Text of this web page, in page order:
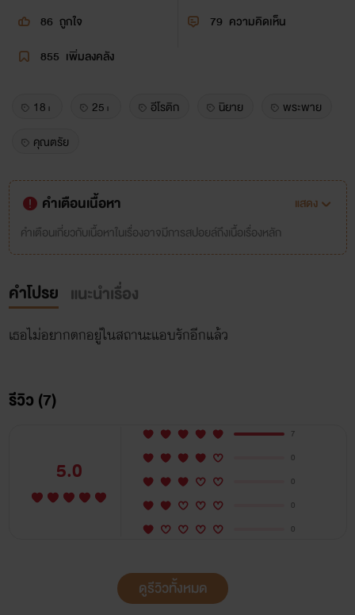
86 ถูกใจ 79 ความคิดเห็น
855 เพิ่มลงคลัง
18+ 25+ อีโรติก นิยาย
พระพาย
คุณตรัย
คำเตือนเนื้อหา
แสดง
คำเตือนเกี่ยวกับเนื้อหาในเรื่องอาจมีการสปอยล์ถึงเนื้อเรื่องหลัก
คำโปรย แนะนำเรื่อง
เธอไม่อยากตกอยู่ในสถานะแอบรักอีกแล้ว
รีวิว (7)
5.0
7
0
0
0
0
ดูรีวิวทั้งหมด